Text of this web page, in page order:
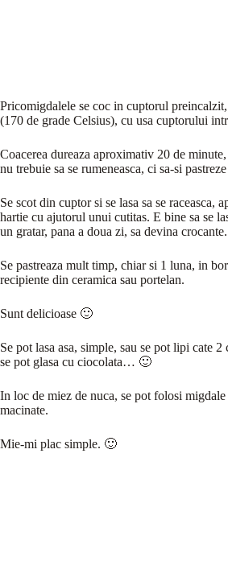
Pricomigdalele se coc in cuptorul
(170 de grade Celsius), cu usa cuptorului
Coacerea dureaza aproximativ 20 de
nu trebuie sa se rumeneasca, ci sa-si
Se scot din cuptor si se lasa sa se raceasca,
hartie cu ajutorul unui cutitas. E bine sa se
un gratar, pana a doua zi, sa devina crocante.
Se pastreaza mult timp, chiar si 1 luna, in
recipiente din ceramica sau portelan.
Sunt delicioase 🙂
Se pot lasa asa, simple, sau se pot lipi cate 2
se pot glasa cu ciocolata… 🙂
In loc de miez de nuca, se pot folosi migdale
macinate.
Mie-mi plac simple. 🙂